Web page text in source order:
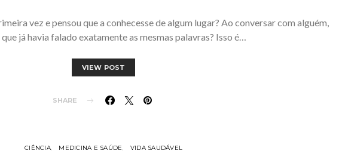
vez e pensou que a conhecesse de algum lugar? Ao conversar com alguém,
já havia falado exatamente as mesmas palavras? Isso é…
VIEW POST
SHARE
CIÊNCIA MEDICINA E SAÚDE VIDA SAUDÁVEL